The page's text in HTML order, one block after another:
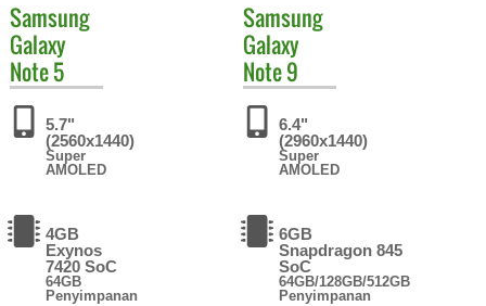
Samsung
Galaxy
Note 5
5.7"
(2560x1440)
Super
AMOLED
4GB
Exynos
7420 SoC
64GB
Penyimpanan
Samsung
Galaxy
Note 9
6.4"
(2960x1440)
Super
AMOLED
6GB
Snapdragon 845
SoC
64GB/128GB/512GB
Penyimpanan